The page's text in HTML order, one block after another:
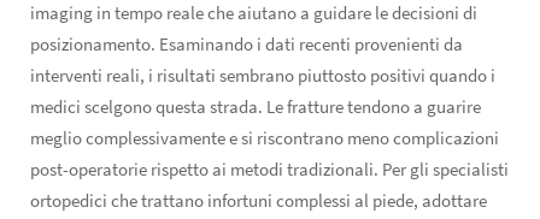
imaging in tempo reale che aiutano a guidare le decisioni di
posizionamento. Esaminando i dati recenti provenienti da
interventi reali, i risultati sembrano piuttosto positivi quando i
medici scelgono questa strada. Le fratture tendono a guarire
meglio complessivamente e si riscontrano meno complicazioni
post-operatorie rispetto ai metodi tradizionali. Per gli specialisti
ortopedici che trattano infortuni complessi al piede, adottare